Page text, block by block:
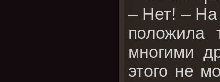
– Нет! – На
многими
этого не